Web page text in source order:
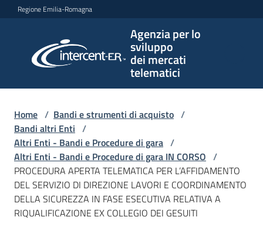
Vai al contenuto
Vai alla navigazione
Vai al footer
Regione Emilia-Romagna
Agenzia per lo
sviluppo
dei mercati
telematici
per lo
sviluppo
telematici
L'Agenzia
Bandi
Home / Bandi e strumenti di acquisto /
Bandi altri Enti /
Altri Enti - Bandi e Procedure di gara /
Altri Enti - Bandi e Procedure di gara IN CORSO /
PROCEDURA APERTA TELEMATICA PER L’AFFIDAMENTO
DEL SERVIZIO DI DIREZIONE LAVORI E COORDINAMENTO
DELLA SICUREZZA IN FASE ESECUTIVA RELATIVA A
RIQUALIFICAZIONE EX COLLEGIO DEI GESUITI